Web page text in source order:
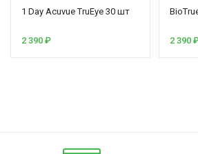
1 Day Acuvue TruEye 30 шт
2 390 ₽ 2 390